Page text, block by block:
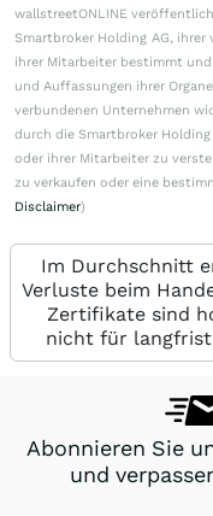
wallstreetONLINE
Smartbroker Holding AG, ihrer
ihrer Mitarbeiter bestimmt
und Auffassungen ihrer
verbundenen Unternehmen
durch die Smartbroker
oder ihrer Mitarbeiter zu
zu verkaufen oder eine
Disclaimer)
Im Durchschnitt
Verluste beim
Zertifikate sind
nicht für
Abonnieren Sie
und